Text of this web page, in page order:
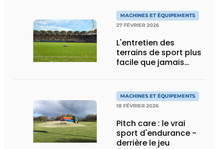
MACHINES ET ÉQUIPEMENTS
27 FÉVRIER 2026
L'entretien des
terrains de sport plus
facile que jamais
MACHINES ET ÉQUIPEMENTS
18 FÉVRIER 2026
Pitch care : le vrai
sport d'endurance -
derrière le jeu